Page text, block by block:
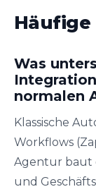
Häufige
Was
normalen
Klassische
Workflows
Agentur baut
und